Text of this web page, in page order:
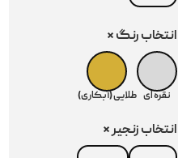
انتخاب رنگ*
نقره ای طلایی (آبکاری)
انتخاب زنجیر*